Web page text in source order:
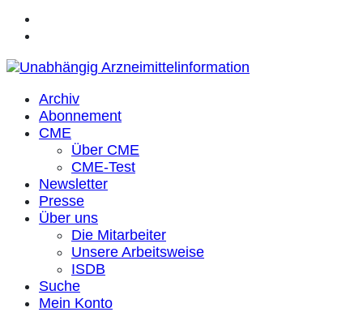
Archiv
Abonnement
CME
Über CME
CME-Test
Newsletter
Presse
Über uns
Die Mitarbeiter
Unsere Arbeitsweise
ISDB
Suche
Mein Konto